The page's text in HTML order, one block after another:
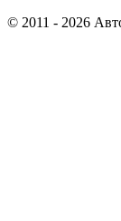
© 2011 - 2026